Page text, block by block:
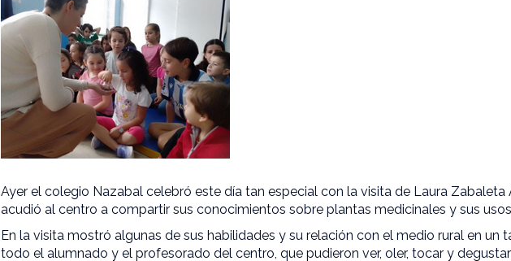
Ayer el colegio Nazabal celebró este día tan especial con la visita de Laura Zabaleta
acudió al centro a compartir sus conocimientos sobre plantas medicinales y sus
En la visita mostró algunas de sus habilidades y su relación con el medio rural en un
todo el alumnado y el profesorado del centro, que pudieron ver, oler, tocar y